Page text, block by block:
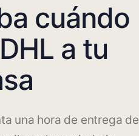
cuándo
a tu
una hora de entrega de